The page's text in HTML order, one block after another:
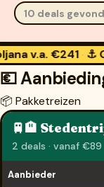
10 deals
€241 · ⚓ Genua
💶
📦 Pakketreizen
🚆🏨
2 deals · vanaf €89
Aanbieder